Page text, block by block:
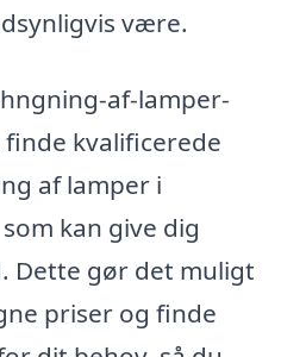
være.
af-lamper-
kvalificerede
af lamper i
kan give dig
Dette gør det muligt
priser og finde